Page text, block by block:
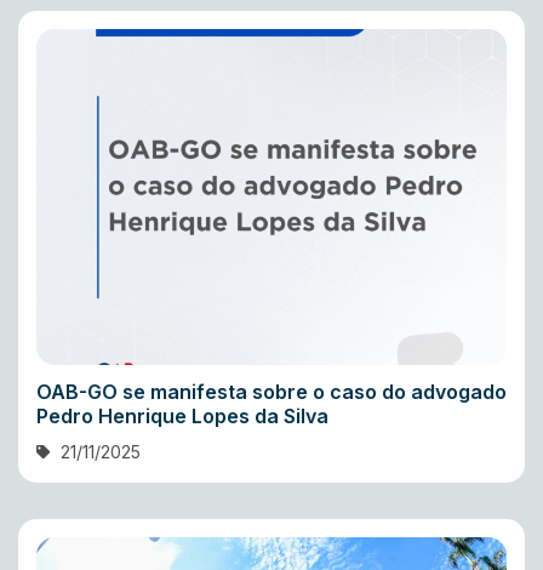
OAB-GO se manifesta sobre o caso do advogado
Pedro Henrique Lopes da Silva
21/11/2025